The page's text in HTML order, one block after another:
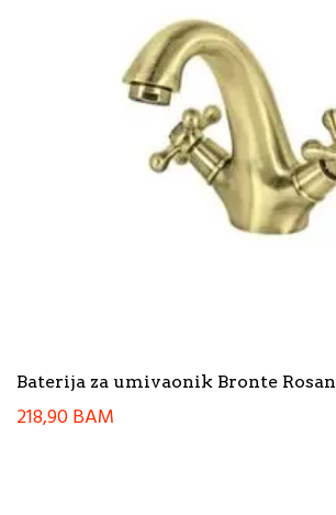
Baterija za umivaonik Bronte Rosan
218,90BAM